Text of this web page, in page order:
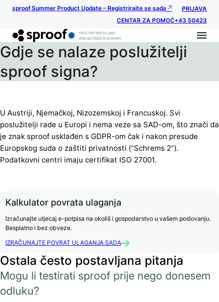
sproof Summer Product Update – Registrirajte se sada
PRIJAVA
CENTAR ZA POMOĆ+43 50423
Gdje se nalaze poslužitelji
sproof signa?
U Austriji, Njemačkoj, Nizozemskoj i Francuskoj. Svi
poslužitelji rade u Europi i nema veze sa SAD-om, što znači da
je znak sproof usklađen s GDPR-om čak i nakon presude
Europskog suda o zaštiti privatnosti (“Schrems 2”).
Podatkovni centri imaju certifikat ISO 27001.
Kalkulator povrata ulaganja
Izračunajte utjecaj e-potpisa na okoliš i gospodarstvo u vašem poslovanju.
Besplatno i bez obveze.
IZRAČUNAJTE POVRAT ULAGANJA SADA
Ostala često postavljana pitanja
Mogu li testirati sproof prije nego donesem
odluku?